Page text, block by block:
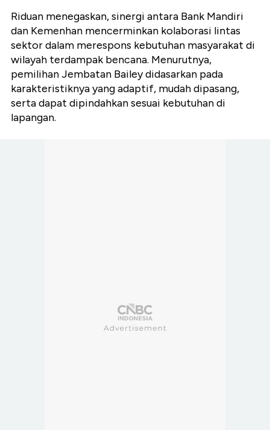
Riduan menegaskan, sinergi antara Bank Mandiri
dan Kemenhan mencerminkan kolaborasi lintas
sektor dalam merespons kebutuhan masyarakat di
wilayah terdampak bencana. Menurutnya,
pemilihan Jembatan Bailey didasarkan pada
karakteristiknya yang adaptif, mudah dipasang,
serta dapat dipindahkan sesuai kebutuhan di
lapangan.